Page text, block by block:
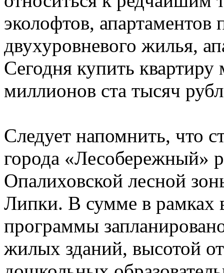
эколофтов,
двухуровневого жилья,
Сегодня купить
миллионов ста тысяч
Следует напомнить, что
города «Лесобережный»
Опалиховской лесной
Липки. В сумме в рамках
программы
жилых зданий, высотой